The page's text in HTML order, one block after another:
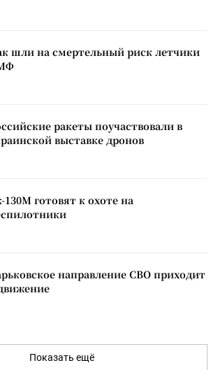
шли на смертельный риск летчики
ракеты поучаствовали в
выставке дронов
130М готовят к охоте на
направление СВО приходит
Показать ещё